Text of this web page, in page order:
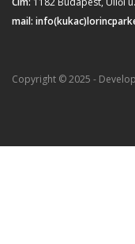
mail:
Copyright © 2025 -